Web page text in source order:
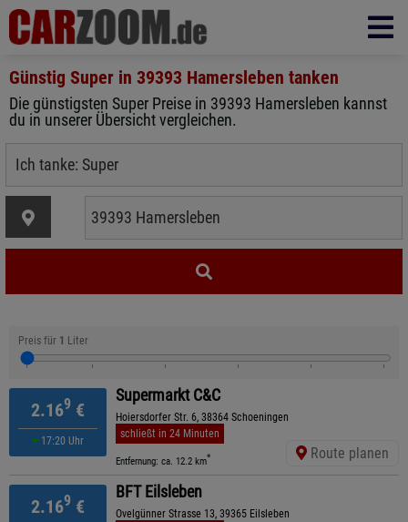
Günstig Super in 39393 Hamersleben tanken
Die günstigsten Super Preise in 39393 Hamersleben kannst
du in unserer Übersicht vergleichen.
Preis für 1 Liter
2.169 €
17:20 Uhr
Supermarkt C&C
Hoiersdorfer Str. 6, 38364 Schoeningen
schließt in 24 Minuten
Entfernung: ca. 12.2 km* Route planen
2.169 €
BFT Eilsleben
Ovelgünner Strasse 13, 39365 Eilsleben